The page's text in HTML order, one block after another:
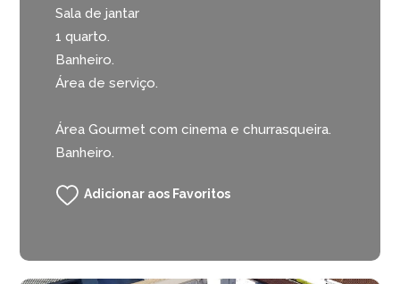
Sala de jantar
1 quarto.
Banheiro.
Área de serviço.
Área Gourmet com cinema e churrasqueira.
Banheiro.
Adicionar aos Favoritos